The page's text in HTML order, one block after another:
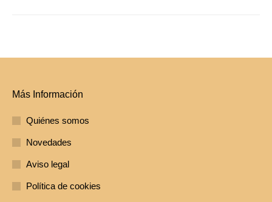
Más Información
Quiénes somos
Novedades
Aviso legal
Política de cookies